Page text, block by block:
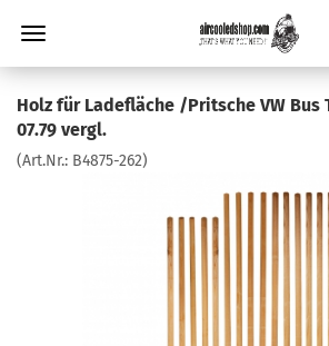
Holz für Ladefläche /Pritsche VW Bus
07.79 vergl.
(Art.Nr.: B4875-262)